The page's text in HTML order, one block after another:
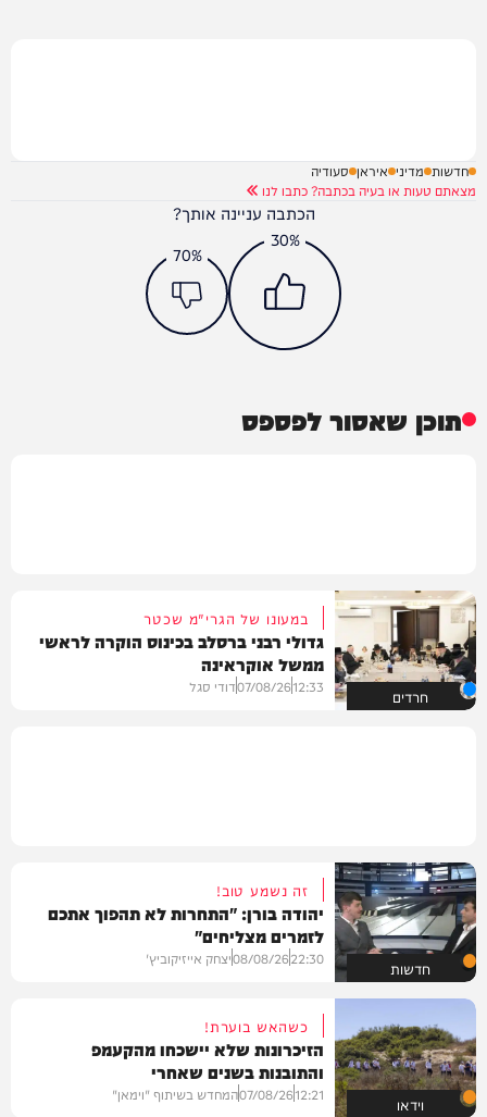
חדשות מדיני איראן סעודיה
מצאתם טעות או בעיה בכתבה? כתבו לנו
הכתבה עניינה אותך?
30%
70%
תוכן שאסור לפספס
חרדים
במעונו של הגרי"מ שכטר
גדולי רבני ברסלב בכינוס הוקרה לראשי
ממשל אוקראינה
12:33
07/08/26דודי סגל
חדשות
זה נשמע טוב!
יהודה בורן: "התחרות לא תהפוך אתכם
לזמרים מצליחים"
22:30
08/08/26יצחק אייזיקוביץ'
וידאו
כשהאש בוערת!
הזיכרונות שלא יישכחו מהקעמפ
והתובנות בשנים שאחרי
12:21
07/08/26המחדש בשיתוף "וימאן"